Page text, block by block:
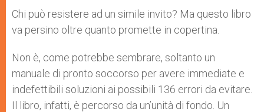
Chi può resistere ad un simile invito? Ma questo libro
va persino oltre quanto promette in copertina.
Non è, come potrebbe sembrare, soltanto un
manuale di pronto soccorso per avere immediate e
indefettibili soluzioni ai possibili 136 errori da evitare.
Il libro, infatti, è percorso da un’unità di fondo. Un